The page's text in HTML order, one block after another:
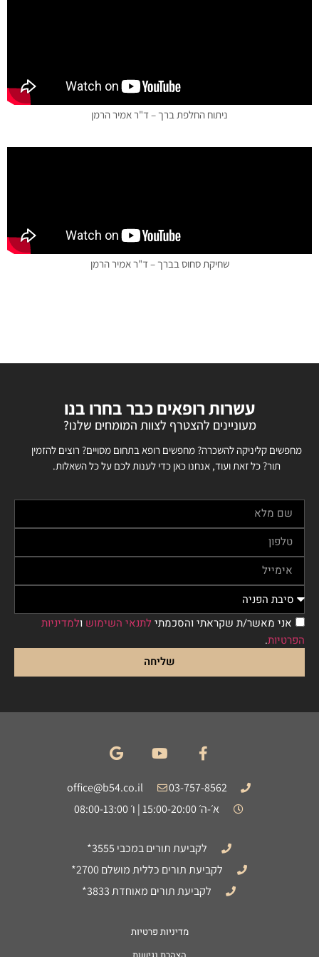
ניתוח החלפת ברך – ד"ר אמיר הרמן
שחיקת סחוס בברך – ד"ר אמיר הרמן
עשרות רופאים כבר בחרו בנו
מעוניינים להצטרף לצוות המומחים שלנו?
מחפשים קליניקה להשכרה? מחפשים רופא בתחום מסויים? רוצים להזמין
תור? כל זאת ועוד, אנחנו כאן כדי לענות לכם על כל השאלות.
אני מאשר/ת שקראתי והסכמתי לתנאי השימוש ולמדיניות
הפרטיות.
שליחה
03-757-8562
office@b54.co.il
א׳-ה׳ 15:00-20:00 | ו׳ 08:00-13:00
לקביעת תורים במכבי 3555*
לקביעת תורים כללית מושלם 2700*
לקביעת תורים מאוחדת 3833*
מדיניות פרטיות